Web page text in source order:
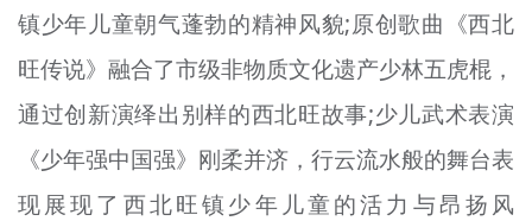
镇少年儿童朝气蓬勃的精神风貌;原创歌曲《西北
旺传说》融合了市级非物质文化遗产少林五虎棍，
通过创新演绎出别样的西北旺故事;少儿武术表演
《少年强中国强》刚柔并济，行云流水般的舞台表
现展现了西北旺镇少年儿童的活力与昂扬风